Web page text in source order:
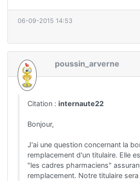
06-09-2015 14:53
poussin_arverne
Citation : internaute22
Bonjour,
J'ai une question concernant la
remplacement d'un titulaire. Elle
"les cadres pharmaciens"
remplacement. Notre titulaire